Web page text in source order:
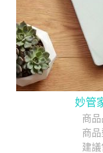
妙管
商品
商品
建議